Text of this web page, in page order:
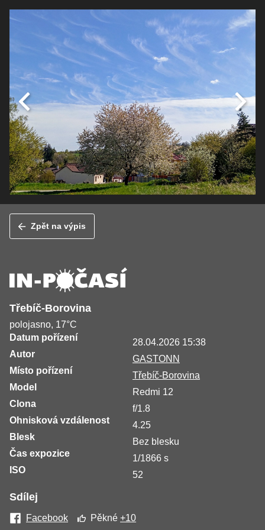
Zpět na výpis
Třebíč-Borovina
polojasno, 17°C
Datum pořízení
28.04.2026 15:38
Autor
GASTONN
Místo pořízení
Třebíč-Borovina
Model
Redmi 12
Clona
f/1.8
Ohnisková vzdálenost
4.25
Blesk
Bez blesku
Čas expozice
1/1866 s
ISO
52
Sdílej
Facebook Pěkné+10